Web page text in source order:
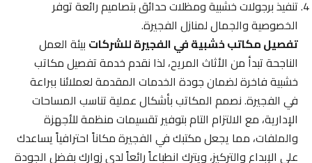
تنفيذ برجولات خشبية ومظلات حدائق بتصاميم رائعة توفر
الخصوصية والجمال لمنازل الفجيرة.
تفصيل مكاتب خشبية في الفجيرة للشركاتبيئة العمل
الناجحة تبدأ من الأثاث المريح، لذا نقدم خدمة تفصيل مكاتب
خشبية فاخرة لضمان جودة الخدمات المقدمة لعملائنا ببراعة
في الفجيرة. نصمم المكاتب بأشكال عملية تناسب المساحات
الإدارية، مع الالتزام التام بتوفير تقسيمات منظمة للأجهزة
والملفات، مما يجعل مكتبك في الفجيرة مكاناً احترافياً يساعدك
على الإبداع والتركيز، ويترك انطباعاً رائعاً لدى زوارك بفضل الجودة